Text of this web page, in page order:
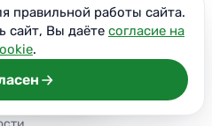
правильной работы сайта.
сайт, Вы даёте согласие на
.